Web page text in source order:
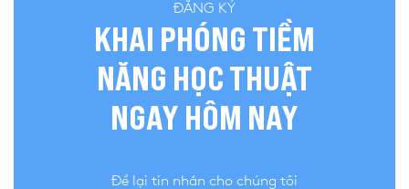
ĐĂNG KÝ
KHAI PHÓNG TIỀM
NĂNG HỌC THUẬT
NGAY HÔM NAY
Để lại tin nhắn cho chúng tôi